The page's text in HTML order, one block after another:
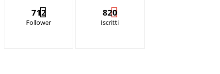
712
Follower
820
Iscritti